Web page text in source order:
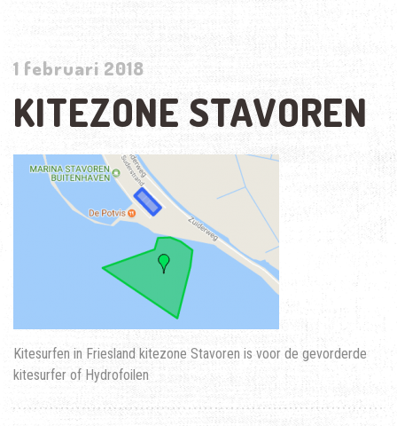
1 februari 2018
KITEZONE STAVOREN
Kitesurfen in Friesland kitezone Stavoren is voor de gevorderde
kitesurfer of Hydrofoilen